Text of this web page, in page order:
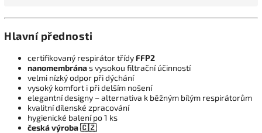
Hlavní přednosti
certifikovaný respirátor třídy FFP2
nanomembránas vysokou filtrační účinností
velmi nízký odpor při dýchání
vysoký komfort i při delším nošení
elegantní designy – alternativa k běžným bílým respirátorům
kvalitní dílenské zpracování
hygienické balení po 1 ks
česká výroba 🇨🇿